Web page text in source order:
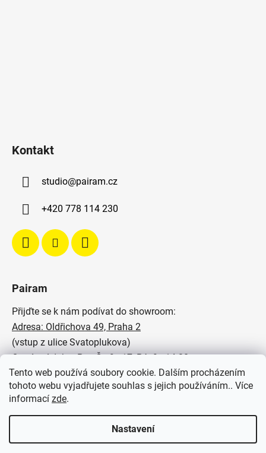
Tento web používá soubory cookie. Dalším procházením
tohoto webu vyjadřujete souhlas s jejich používáním.. Více
informací zde.
Nastavení
Kontakt
studio@pairam.cz
+420 778 114 230
Pairam
Přijďte se k nám podívat do showroom:
Adresa: Oldřichova 49, Praha 2
(vstup z ulice Svatoplukova)
Otevírací doba: Po - Čt: 9 - 17, Pá: 9 - 14:30
Podívejte se na naše realizace:
SVĚTELNÉ STUDIO PAIRAM